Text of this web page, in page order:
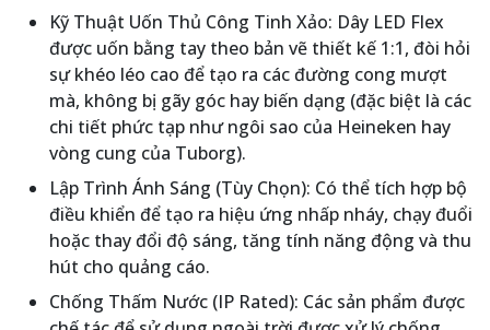
Kỹ Thuật Uốn Thủ Công Tinh Xảo: Dây LED Flex
được uốn bằng tay theo bản vẽ thiết kế 1:1, đòi hỏi
sự khéo léo cao để tạo ra các đường cong mượt
mà, không bị gãy góc hay biến dạng (đặc biệt là các
chi tiết phức tạp như ngôi sao của Heineken hay
vòng cung của Tuborg).
Lập Trình Ánh Sáng (Tùy Chọn): Có thể tích hợp bộ
điều khiển để tạo ra hiệu ứng nhấp nháy, chạy đuổi
hoặc thay đổi độ sáng, tăng tính năng động và thu
hút cho quảng cáo.
Chống Thấm Nước (IP Rated): Các sản phẩm được